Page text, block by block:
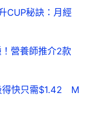
CUP秘訣：月經
營養師推介2款
得快只需$1.42 M